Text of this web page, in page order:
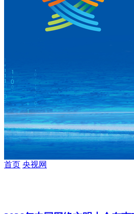
小央视频 小央直播
前线 比划
2026年
VIP会员 CCTV奥林匹克频道
财经 教育 乡村振兴 生
大国智造 大国展会 大国保
首页 央视网